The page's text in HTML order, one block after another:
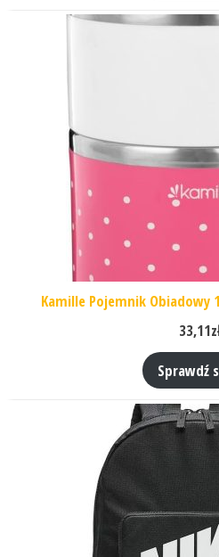
Kamille Pojemnik Obiadowy
33,11
Sprawdź